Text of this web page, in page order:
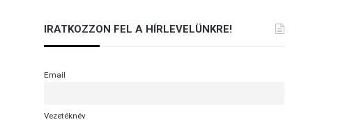
IRATKOZZON FEL A HÍRLEVELÜNKRE!
Email
Vezetéknév